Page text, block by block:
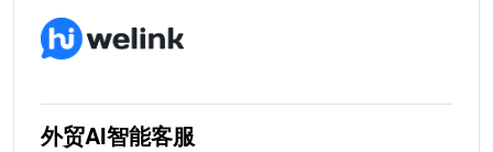
外贸AI智能客服